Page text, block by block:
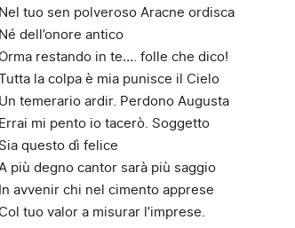
Nel tuo sen polveroso Aracne ordisca
Né dell’onore antico
Orma restando in te…. folle che dico!
la colpa è mia punisce il Cielo
Un temerario ardir. Perdono Augusta
Errai mi pento io tacerò. Soggetto
Sia questo dì felice
più degno cantor sarà più saggio
In avvenir chi nel cimento apprese
Col tuo valor a misurar l’imprese.